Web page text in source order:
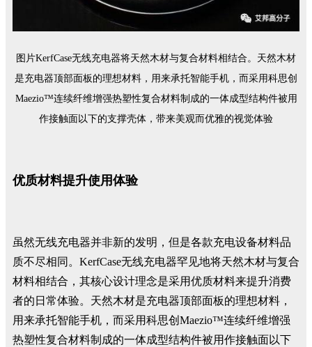
图片KerfCase无线充电器将天然木材与复合材料相结合。天然木材
是充电器顶部面板的理想材料，用来承托智能手机，而采用科思创
Maezio™连续纤维增强热塑性复合材料制成的一体成型结构件被用
作接触面以下的支撑壳体，带来美观而优雅的视觉体验
优质材料提升使用体验
虽然无线充电器并非新的发明，但是各款充电设备材料品
质不尽相同。KerfCase无线充电器罕见地将天然木材与复合
材料相结合，其核心设计理念是采用优质材料来提升消费
者的日常体验。天然木材是充电器顶部面板的理想材料，
用来承托智能手机，而采用科思创Maezio™连续纤维增强
热塑性复合材料制成的一体成型结构件被用作接触面以下